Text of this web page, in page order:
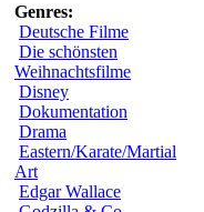
Genres:
Deutsche Filme
Die schönsten
Weihnachtsfilme
Disney
Dokumentation
Drama
Eastern/Karate/Martial
Art
Edgar Wallace